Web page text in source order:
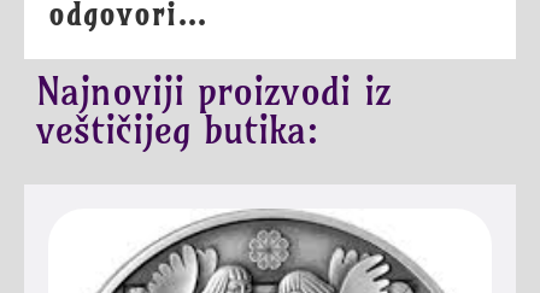
odgovori…
Najnoviji proizvodi iz
veštičijeg butika: